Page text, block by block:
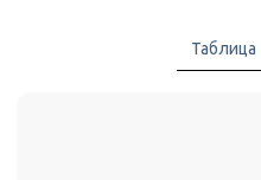
Таблица